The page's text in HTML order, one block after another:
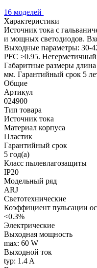
16 моделей
Характеристики
Источник тока с
и мощных светодиодов.
Выходные параметры: 30-
PFC >0.95.
Габаритные размеры
мм. Гарантийный срок 5
Общие
Артикул
024900
Тип товара
Источник тока
Материал корпуса
Пластик
Гарантийный срок
5 год(а)
Класс пылевлагозащиты
IP20
Модельный ряд
ARJ
Светотехнические
Коэффициент пульсации
<0.3%
Электрические
Выходная мощность
max: 60 W
Выходной ток
typ: 1.4 A